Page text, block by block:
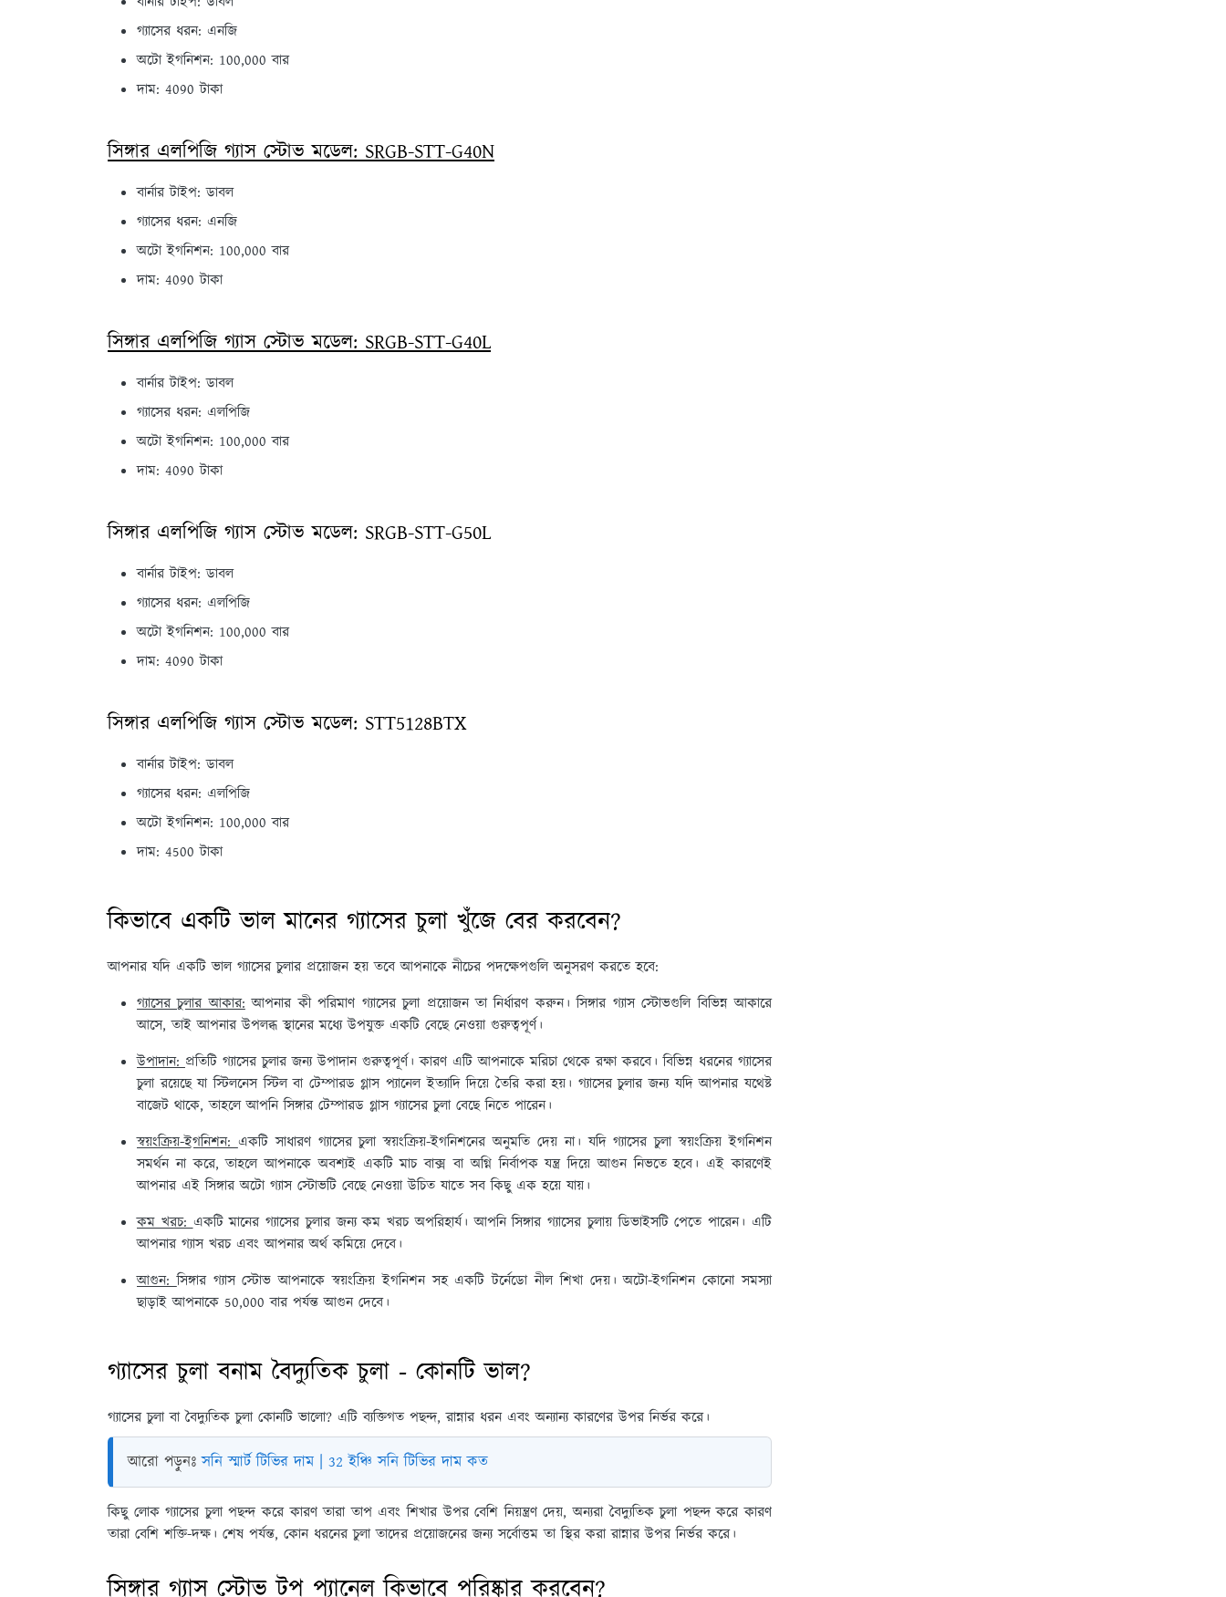
গ্যাসের ধরন: এনজি
অটো ইগনিশন: 100,000 বার
দাম: 4090 টাকা
সিঙ্গার এলপিজি গ্যাস স্টোভ মডেল: SRGB-STT-G40N
বার্নার টাইপ: ডাবল
গ্যাসের ধরন: এনজি
অটো ইগনিশন: 100,000 বার
দাম: 4090 টাকা
সিঙ্গার এলপিজি গ্যাস স্টোভ মডেল: SRGB-STT-G40L
বার্নার টাইপ: ডাবল
গ্যাসের ধরন: এলপিজি
অটো ইগনিশন: 100,000 বার
দাম: 4090 টাকা
সিঙ্গার এলপিজি গ্যাস স্টোভ মডেল: SRGB-STT-G50L
বার্নার টাইপ: ডাবল
গ্যাসের ধরন: এলপিজি
অটো ইগনিশন: 100,000 বার
দাম: 4090 টাকা
সিঙ্গার এলপিজি গ্যাস স্টোভ মডেল: STT5128BTX
বার্নার টাইপ: ডাবল
গ্যাসের ধরন: এলপিজি
অটো ইগনিশন: 100,000 বার
দাম: 4500 টাকা
কিভাবে একটি ভাল মানের গ্যাসের চুলা খুঁজে বের করবেন?
আপনার যদি একটি ভাল গ্যাসের চুলার প্রয়োজন হয় তবে আপনাকে নীচের পদক্ষেপগুলি অনুসরণ করতে হবে:
গ্যাসের চুলার আকার:আপনার কী পরিমাণ গ্যাসের চুলা প্রয়োজন তা নির্ধারণ করুন। সিঙ্গার গ্যাস স্টোভগুলি বিভিন্ন আকারে
আসে, তাই আপনার উপলব্ধ স্থানের মধ্যে উপযুক্ত একটি বেছে নেওয়া গুরুত্বপূর্ণ।
উপাদান:প্রতিটি গ্যাসের চুলার জন্য উপাদান গুরুত্বপূর্ণ। কারণ এটি আপনাকে মরিচা থেকে রক্ষা করবে। বিভিন্ন ধরনের গ্যাসের
চুলা রয়েছে যা স্টিলনেস স্টিল বা টেম্পারড গ্লাস প্যানেল ইত্যাদি দিয়ে তৈরি করা হয়। গ্যাসের চুলার জন্য যদি আপনার যথেষ্ট
বাজেট থাকে, তাহলে আপনি সিঙ্গার টেম্পারড গ্লাস গ্যাসের চুলা বেছে নিতে পারেন।
স্বয়ংক্রিয়-ইগনিশন:একটি সাধারণ গ্যাসের চুলা স্বয়ংক্রিয়-ইগনিশনের অনুমতি দেয় না। যদি গ্যাসের চুলা স্বয়ংক্রিয় ইগনিশন
সমর্থন না করে, তাহলে আপনাকে অবশ্যই একটি মাচ বাক্স বা অগ্নি নির্বাপক যন্ত্র দিয়ে আগুন নিভতে হবে। এই কারণেই
আপনার এই সিঙ্গার অটো গ্যাস স্টোভটি বেছে নেওয়া উচিত যাতে সব কিছু এক হয়ে যায়।
কম খরচ:একটি মানের গ্যাসের চুলার জন্য কম খরচ অপরিহার্য। আপনি সিঙ্গার গ্যাসের চুলায় ডিভাইসটি পেতে পারেন। এটি
আপনার গ্যাস খরচ এবং আপনার অর্থ কমিয়ে দেবে।
আগুন:সিঙ্গার গ্যাস স্টোভ আপনাকে স্বয়ংক্রিয় ইগনিশন সহ একটি টর্নেডো নীল শিখা দেয়। অটো-ইগনিশন কোনো সমস্যা
ছাড়াই আপনাকে 50,000 বার পর্যন্ত আগুন দেবে।
গ্যাসের চুলা বনাম বৈদ্যুতিক চুলা - কোনটি ভাল?
গ্যাসের চুলা বা বৈদ্যুতিক চুলা কোনটি ভালো? এটি ব্যক্তিগত পছন্দ, রান্নার ধরন এবং অন্যান্য কারণের উপর নির্ভর করে।
আরো পড়ুনঃসনি স্মার্ট টিভির দাম | 32 ইঞ্চি সনি টিভির দাম কত
কিছু লোক গ্যাসের চুলা পছন্দ করে কারণ তারা তাপ এবং শিখার উপর বেশি নিয়ন্ত্রণ দেয়, অন্যরা বৈদ্যুতিক চুলা পছন্দ করে কারণ
তারা বেশি শক্তি-দক্ষ। শেষ পর্যন্ত, কোন ধরনের চুলা তাদের প্রয়োজনের জন্য সর্বোত্তম তা স্থির করা রান্নার উপর নির্ভর করে।
সিঙ্গার গ্যাস স্টোভ টপ প্যানেল কিভাবে পরিষ্কার করবেন?